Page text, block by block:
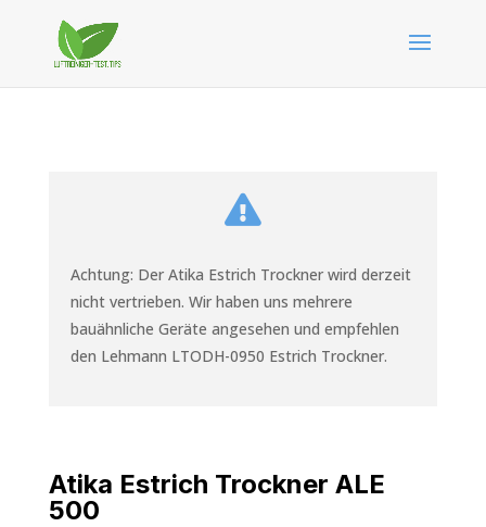

Achtung: Der Atika Estrich Trockner wird derzeit
nicht vertrieben. Wir haben uns mehrere
bauähnliche Geräte angesehen und empfehlen
den Lehmann LTODH-0950 Estrich Trockner.
Atika Estrich Trockner ALE
500